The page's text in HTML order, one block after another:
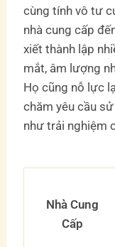
cùng tính vô tư
nhà cung cấp
xiết thành lập
mắt, âm lượng
Họ cũng nỗ lực
chăm yêu cầu
như trải nghiệm
Nhà Cung
Cấp